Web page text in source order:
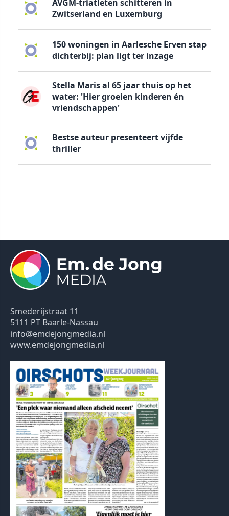
AVGM-triatleten schitteren in
Zwitserland en Luxemburg
150 woningen in Aarlesche Erven stap
dichterbij: plan ligt ter inzage
Stella Maris al 65 jaar thuis op het
water: 'Hier groeien kinderen én
vriendschappen'
Bestse auteur presenteert vijfde
thriller
Smederijstraat 11
5111 PT Baarle-Nassau
info@emdejongmedia.nl
www.emdejongmedia.nl